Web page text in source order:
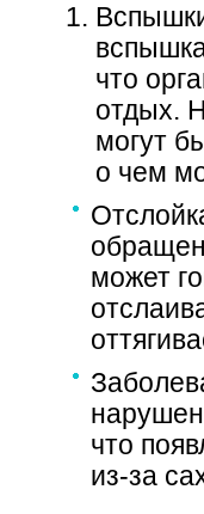
что
отдых.
могут
о чем
может
что
из-за